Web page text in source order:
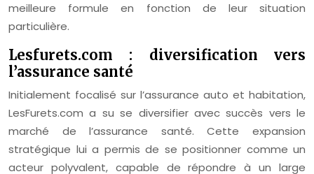
meilleure formule en fonction de leur situation
particulière.
Lesfurets.com : diversification vers
l’assurance santé
Initialement focalisé sur l’assurance auto et habitation,
LesFurets.com a su se diversifier avec succès vers le
marché de l’assurance santé. Cette expansion
stratégique lui a permis de se positionner comme un
acteur polyvalent, capable de répondre à un large